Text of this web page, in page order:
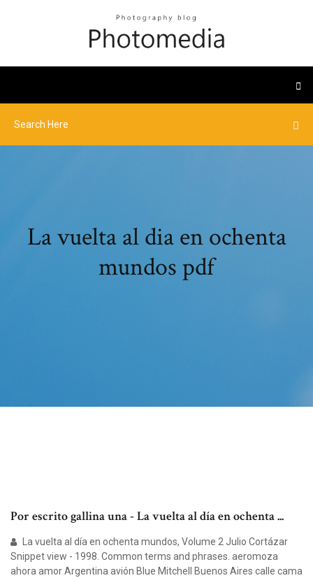
La vuelta al dia en ochenta
mundos pdf
Por escrito gallina una - La vuelta al día en ochenta ...
La vuelta al día en ochenta mundos, Volume 2 Julio Cortázar
Snippet view - 1998. Common terms and phrases. aeromoza
ahora amor Argentina avión Blue Mitchell Buenos Aires calle cama